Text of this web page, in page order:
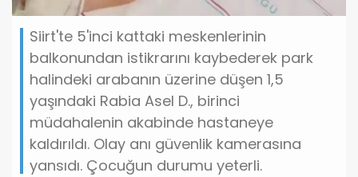
Siirt'te 5'inci kattaki meskenlerinin
balkonundan istikrarını kaybederek park
halindeki arabanın üzerine düşen 1,5
yaşındaki Rabia Asel D., birinci
müdahalenin akabinde hastaneye
kaldırıldı. Olay anı güvenlik kamerasına
yansıdı. Çocuğun durumu yeterli.